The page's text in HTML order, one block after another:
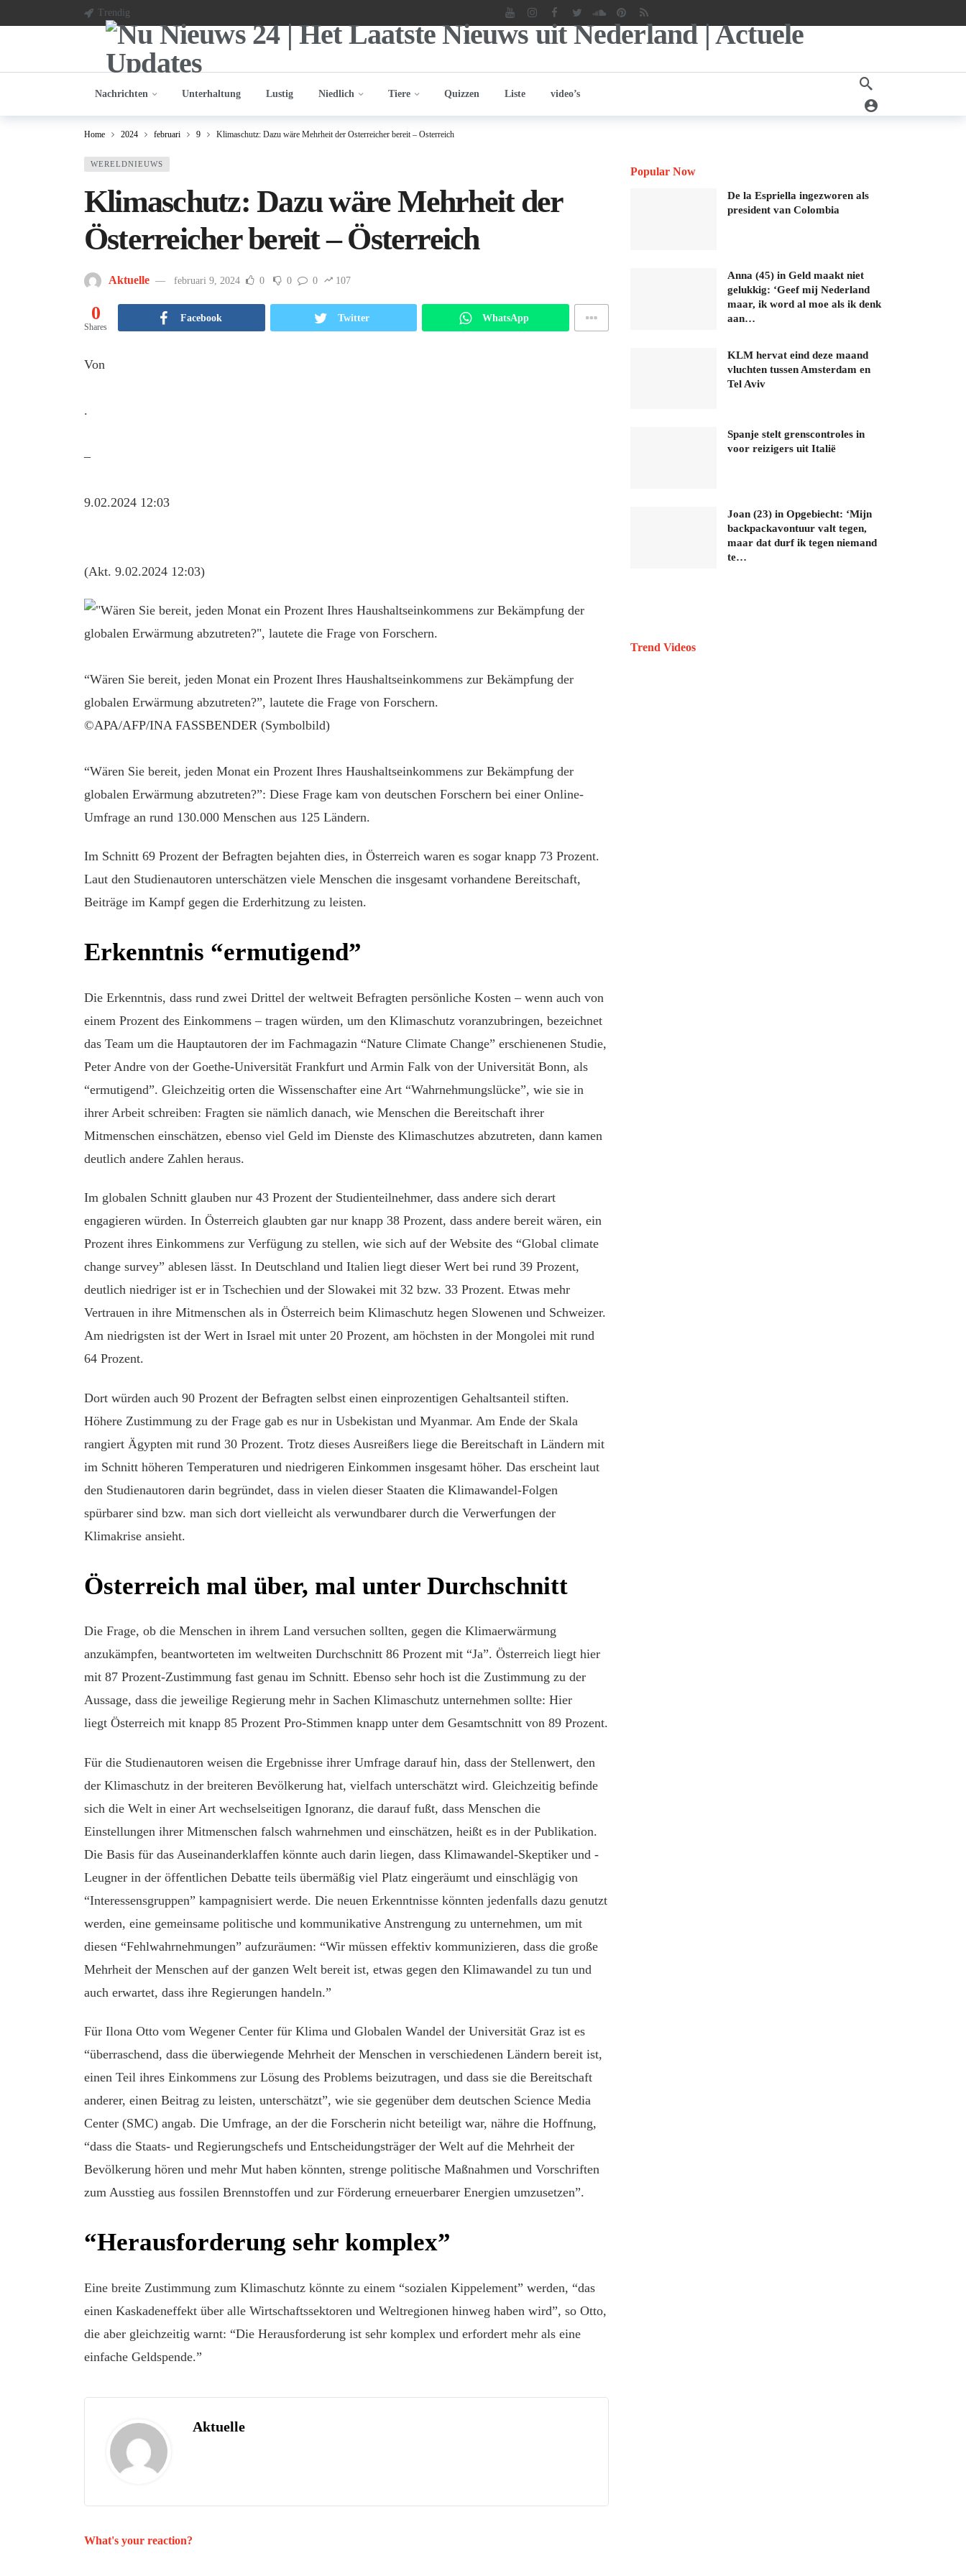
Trendig
Nachrichten Unterhaltung Lustig Niedlich Tiere Quizzen Liste video’s
Home 2024 februari 9 Klimaschutz: Dazu wäre Mehrheit der Österreicher bereit – Österreich
WERELDNIEUWS
Klimaschutz: Dazu wäre Mehrheit der
Österreicher bereit – Österreich
Aktuelle februari 9, 2024 0 0 0 107
0
Shares
Facebook Twitter WhatsApp
Von
.
–
9.02.2024 12:03
(Akt. 9.02.2024 12:03)
“Wären Sie bereit, jeden Monat ein Prozent Ihres Haushaltseinkommens zur Bekämpfung der
globalen Erwärmung abzutreten?”, lautete die Frage von Forschern.
©APA/AFP/INA FASSBENDER (Symbolbild)
“Wären Sie bereit, jeden Monat ein Prozent Ihres Haushaltseinkommens zur Bekämpfung der
globalen Erwärmung abzutreten?”: Diese Frage kam von deutschen Forschern bei einer Online-
Umfrage an rund 130.000 Menschen aus 125 Ländern.
Im Schnitt 69 Prozent der Befragten bejahten dies, in Österreich waren es sogar knapp 73 Prozent.
Laut den Studienautoren unterschätzen viele Menschen die insgesamt vorhandene Bereitschaft,
Beiträge im Kampf gegen die Erderhitzung zu leisten.
Erkenntnis “ermutigend”
Die Erkenntnis, dass rund zwei Drittel der weltweit Befragten persönliche Kosten – wenn auch von
einem Prozent des Einkommens – tragen würden, um den Klimaschutz voranzubringen, bezeichnet
das Team um die Hauptautoren der im Fachmagazin “Nature Climate Change” erschienenen Studie,
Peter Andre von der Goethe-Universität Frankfurt und Armin Falk von der Universität Bonn, als
“ermutigend”. Gleichzeitig orten die Wissenschafter eine Art “Wahrnehmungslücke”, wie sie in
ihrer Arbeit schreiben: Fragten sie nämlich danach, wie Menschen die Bereitschaft ihrer
Mitmenschen einschätzen, ebenso viel Geld im Dienste des Klimaschutzes abzutreten, dann kamen
deutlich andere Zahlen heraus.
Im globalen Schnitt glauben nur 43 Prozent der Studienteilnehmer, dass andere sich derart
engagieren würden. In Österreich glaubten gar nur knapp 38 Prozent, dass andere bereit wären, ein
Prozent ihres Einkommens zur Verfügung zu stellen, wie sich auf der Website des “Global climate
change survey” ablesen lässt. In Deutschland und Italien liegt dieser Wert bei rund 39 Prozent,
deutlich niedriger ist er in Tschechien und der Slowakei mit 32 bzw. 33 Prozent. Etwas mehr
Vertrauen in ihre Mitmenschen als in Österreich beim Klimaschutz hegen Slowenen und Schweizer.
Am niedrigsten ist der Wert in Israel mit unter 20 Prozent, am höchsten in der Mongolei mit rund
64 Prozent.
Dort würden auch 90 Prozent der Befragten selbst einen einprozentigen Gehaltsanteil stiften.
Höhere Zustimmung zu der Frage gab es nur in Usbekistan und Myanmar. Am Ende der Skala
rangiert Ägypten mit rund 30 Prozent. Trotz dieses Ausreißers liege die Bereitschaft in Ländern mit
im Schnitt höheren Temperaturen und niedrigeren Einkommen insgesamt höher. Das erscheint laut
den Studienautoren darin begründet, dass in vielen dieser Staaten die Klimawandel-Folgen
spürbarer sind bzw. man sich dort vielleicht als verwundbarer durch die Verwerfungen der
Klimakrise ansieht.
Österreich mal über, mal unter Durchschnitt
Die Frage, ob die Menschen in ihrem Land versuchen sollten, gegen die Klimaerwärmung
anzukämpfen, beantworteten im weltweiten Durchschnitt 86 Prozent mit “Ja”. Österreich liegt hier
mit 87 Prozent-Zustimmung fast genau im Schnitt. Ebenso sehr hoch ist die Zustimmung zu der
Aussage, dass die jeweilige Regierung mehr in Sachen Klimaschutz unternehmen sollte: Hier
liegt Österreich mit knapp 85 Prozent Pro-Stimmen knapp unter dem Gesamtschnitt von 89 Prozent.
Für die Studienautoren weisen die Ergebnisse ihrer Umfrage darauf hin, dass der Stellenwert, den
der Klimaschutz in der breiteren Bevölkerung hat, vielfach unterschätzt wird. Gleichzeitig befinde
sich die Welt in einer Art wechselseitigen Ignoranz, die darauf fußt, dass Menschen die
Einstellungen ihrer Mitmenschen falsch wahrnehmen und einschätzen, heißt es in der Publikation.
Die Basis für das Auseinanderklaffen könnte auch darin liegen, dass Klimawandel-Skeptiker und -
Leugner in der öffentlichen Debatte teils übermäßig viel Platz eingeräumt und einschlägig von
“Interessensgruppen” kampagnisiert werde. Die neuen Erkenntnisse könnten jedenfalls dazu genutzt
werden, eine gemeinsame politische und kommunikative Anstrengung zu unternehmen, um mit
diesen “Fehlwahrnehmungen” aufzuräumen: “Wir müssen effektiv kommunizieren, dass die große
Mehrheit der Menschen auf der ganzen Welt bereit ist, etwas gegen den Klimawandel zu tun und
auch erwartet, dass ihre Regierungen handeln.”
Für Ilona Otto vom Wegener Center für Klima und Globalen Wandel der Universität Graz ist es
“überraschend, dass die überwiegende Mehrheit der Menschen in verschiedenen Ländern bereit ist,
einen Teil ihres Einkommens zur Lösung des Problems beizutragen, und dass sie die Bereitschaft
anderer, einen Beitrag zu leisten, unterschätzt”, wie sie gegenüber dem deutschen Science Media
Center (SMC) angab. Die Umfrage, an der die Forscherin nicht beteiligt war, nähre die Hoffnung,
“dass die Staats- und Regierungschefs und Entscheidungsträger der Welt auf die Mehrheit der
Bevölkerung hören und mehr Mut haben könnten, strenge politische Maßnahmen und Vorschriften
zum Ausstieg aus fossilen Brennstoffen und zur Förderung erneuerbarer Energien umzusetzen”.
“Herausforderung sehr komplex”
Eine breite Zustimmung zum Klimaschutz könnte zu einem “sozialen Kippelement” werden, “das
einen Kaskadeneffekt über alle Wirtschaftssektoren und Weltregionen hinweg haben wird”, so Otto,
die aber gleichzeitig warnt: “Die Herausforderung ist sehr komplex und erfordert mehr als eine
einfache Geldspende.”
Aktuelle
What's your reaction?
Popular Now
De la Espriella ingezworen als
president van Colombia
Anna (45) in Geld maakt niet
gelukkig: ‘Geef mij Nederland
maar, ik word al moe als ik denk
aan…
KLM hervat eind deze maand
vluchten tussen Amsterdam en
Tel Aviv
Spanje stelt grenscontroles in
voor reizigers uit Italië
Joan (23) in Opgebiecht: ‘Mijn
backpackavontuur valt tegen,
maar dat durf ik tegen niemand
te…
Trend Videos